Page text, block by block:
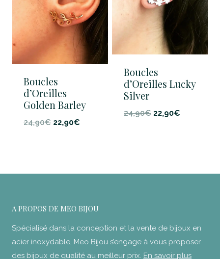
Boucles
d’Oreilles
Golden Barley
24,90€ Le
22,90€
Boucles
d’Oreilles Lucky
Silver
24,90€ Le
24,90€.
22,90€
22,90€.
A PROPOS DE MEO BIJOU
Spécialisé dans la conception et la vente de bijoux en
acier inoxydable, Meo Bijou s’engage à vous proposer
des bijoux de qualité au meilleur prix. En savoir plus